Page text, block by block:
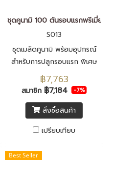
ชุดคูนามิ 100 ต้นรอบแรกพรีเมี่ยม
S013
ชุดเมล็ดคูนามิ พร้อมอุปกรณ์
สำหรับการปลูกรอบแรก พิเศษ
เพิ่มอุกรณ์วัดค่า EC ค่าpH
เครื่องวัดความหวานและ ตาชั่ง
฿7,763
สมาชิก ฿7,184 -7%
สั่งซื้อสินค้า
เปรียบเทียบ
Best Seller